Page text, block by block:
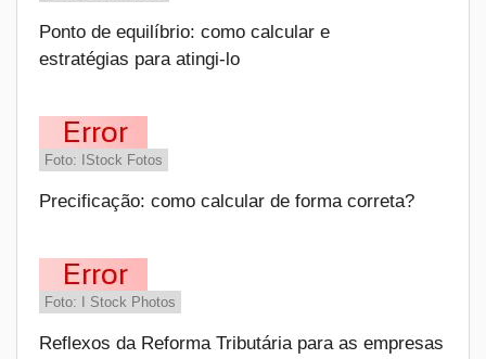
Ponto de equilíbrio: como calcular e
estratégias para atingi-lo
Foto: IStock Fotos
Precificação: como calcular de forma correta?
Foto: I Stock Photos
Reflexos da Reforma Tributária para as empresas